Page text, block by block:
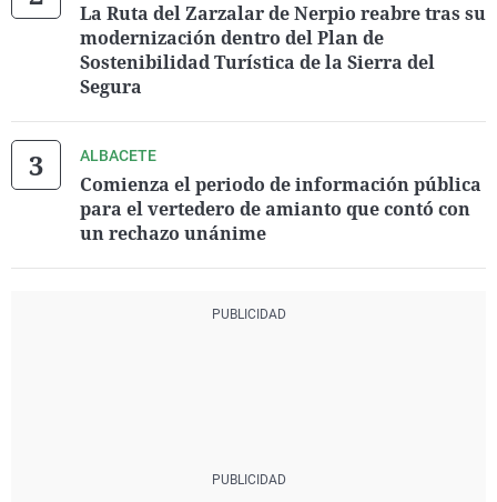
La Ruta del Zarzalar de Nerpio reabre tras su
modernización dentro del Plan de
Sostenibilidad Turística de la Sierra del
Segura
ALBACETE
Comienza el periodo de información pública
para el vertedero de amianto que contó con
un rechazo unánime